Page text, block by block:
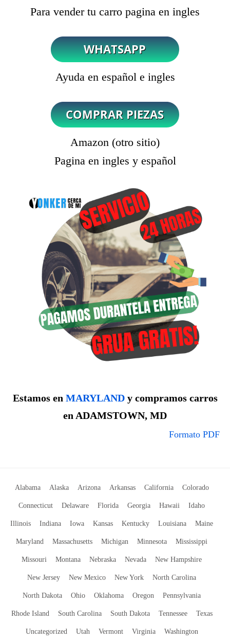
Para vender tu carro pagina en ingles
Ayuda en español e ingles
Amazon (otro sitio)
Pagina en ingles y español
Estamos en MARYLANDy compramos carros
en ADAMSTOWN, MD
Formato PDF
Alabama Alaska Arizona Arkansas California Colorado
Connecticut Delaware Florida Georgia Hawaii Idaho
Illinois Indiana Iowa Kansas Kentucky Louisiana Maine
Maryland Massachusetts Michigan Minnesota Mississippi
Missouri Montana Nebraska Nevada New Hampshire
New Jersey New Mexico New York North Carolina
North Dakota Ohio Oklahoma Oregon Pennsylvania
Rhode Island South Carolina South Dakota Tennessee Texas
Uncategorized Utah Vermont Virginia Washington